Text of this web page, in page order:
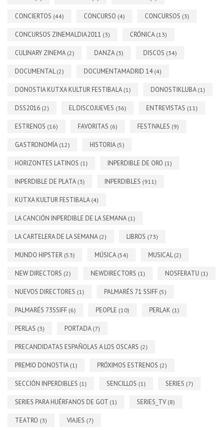
CONCIERTOS (44) CONCURSO (4) CONCURSOS (3)
CONCURSOS ZINEMALDIA2011 (3) CRÓNICA (13)
CULINARY ZINEMA (2) DANZA (3) DISCOS (34)
DOCUMENTAL(2) DOCUMENTAMADRID 14 (4)
DONOSTIA KUTXA KULTUR FESTIBALA (1) DONOSTIKLUBA (1)
DSS2016 (2) EL DISCOJUEVES (36) ENTREVISTAS (11)
ESTRENOS (16) FAVORITAS (6) FESTIVALES (9)
GASTRONOMÍA (12) HISTORIA (5)
HORIZONTES LATINOS (1) INPERDIBLE DE ORO (1)
INPERDIBLE DE PLATA (3) INPERDIBLES (911)
KUTXA KULTUR FESTIBALA (4)
LA CANCIÓN INPERDIBLE DE LA SEMANA (1)
LA CARTELERA DE LA SEMANA (2) LIBROS (73)
MUNDO HIPSTER (53) MÚSICA (54) MUSICAL(2)
NEW DIRECTORS (2) NEWDIRECTORS (1) NOSFERATU (1)
NUEVOS DIRECTORES (1) PALMARÉS 71 SSIFF (5)
PALMARÉS 73SSIFF (6) PEOPLE (10) PERLAK (1)
PERLAS (3) PORTADA (7)
PRECANDIDATAS ESPAÑOLAS A LOS OSCARS (2)
PREMIO DONOSTIA (1) PRÓXIMOS ESTRENOS (2)
SECCIÓN INPERDIBLES (1) SENCILLOS (1) SERIES (7)
SERIES PARA HUÉRFANOS DE GOT (1) SERIES_TV (8)
TEATRO (3) VIAJES (7)